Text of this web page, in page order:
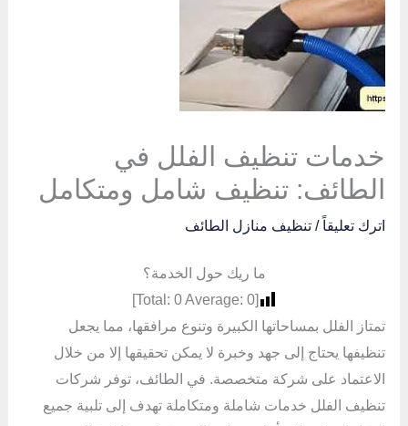
خدمات تنظيف الفلل في
الطائف: تنظيف شامل ومتكامل
اترك تعليقاً / تنظيف منازل الطائف
ما ريك حول الخدمة؟
[Total:
0Average: 0
]
تمتاز الفلل بمساحاتها الكبيرة وتنوع مرافقها، مما يجعل
تنظيفها يحتاج إلى جهد وخبرة لا يمكن تحقيقها إلا من خلال
الاعتماد على شركة متخصصة. في الطائف، توفر شركات
تنظيف الفلل خدمات شاملة ومتكاملة تهدف إلى تلبية جميع